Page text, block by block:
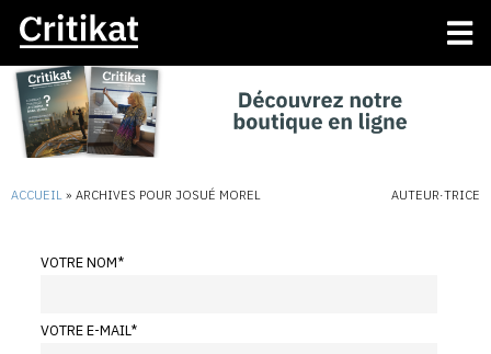
ACCUEIL » ARCHIVES POUR JOSUÉ MOREL AUTEUR·TRICE
VOTRE NOM*
VOTRE E-MAIL*